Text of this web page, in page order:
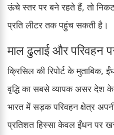
ऊंचे स्तर पर बने रहते हैं, तो
प्रति लीटर तक पहुंच सकती है।
माल ढुलाई और परिवहन
क्रिसिल की रिपोर्ट के मुताबिक,
वृद्धि का सबसे व्यापक असर देश के
भारत में सड़क परिवहन क्षेत्र
प्रतिशत हिस्सा केवल ईंधन पर